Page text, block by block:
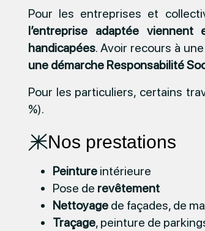
Pour les entreprises et
l’entreprise adaptée
handicapées. Avoir recours à
une démarche Responsabilité
Pour les particuliers, certains
%).
Nos prestations
Peinture intérieure
Pose de revêtement
Nettoyage de façades, de
Traçage, peinture de